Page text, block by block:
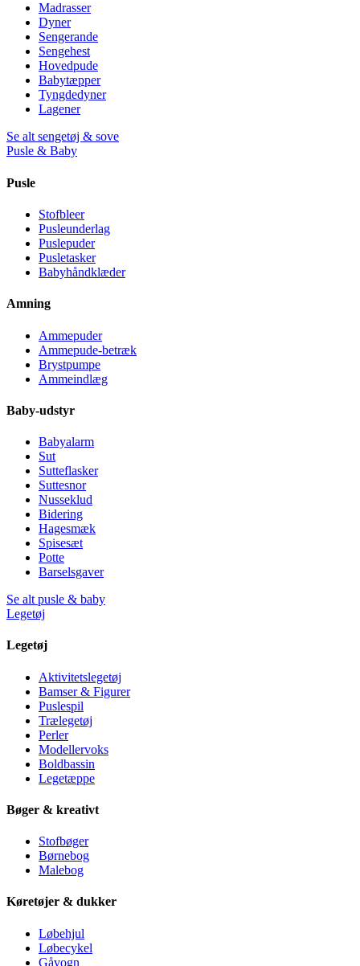
Madrasser
Dyner
Sengerande
Sengehest
Hovedpude
Babytæpper
Tyngdedyner
Lagener
Se alt sengetøj & sove
Pusle & Baby
Pusle
Stofbleer
Pusleunderlag
Puslepuder
Pusletasker
Babyhåndklæder
Amning
Ammepuder
Ammepude-betræk
Brystpumpe
Ammeindlæg
Baby-udstyr
Babyalarm
Sut
Sutteflasker
Suttesnor
Nusseklud
Bidering
Hagesmæk
Spisesæt
Potte
Barselsgaver
Se alt pusle & baby
Legetøj
Legetøj
Aktivitetslegetøj
Bamser & Figurer
Puslespil
Trælegetøj
Perler
Modellervoks
Boldbassin
Legetæppe
Bøger & kreativt
Stofbøger
Børnebog
Malebog
Køretøjer & dukker
Løbehjul
Løbecykel
Gåvogn